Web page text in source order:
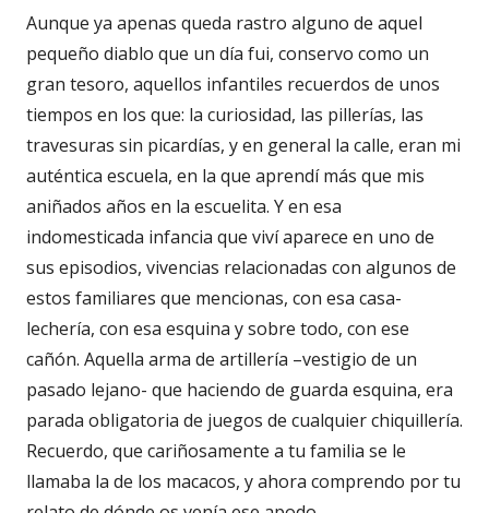
Aunque ya apenas queda rastro alguno de aquel
pequeño diablo que un día fui, conservo como un
gran tesoro, aquellos infantiles recuerdos de unos
tiempos en los que: la curiosidad, las pillerías, las
travesuras sin picardías, y en general la calle, eran mi
auténtica escuela, en la que aprendí más que mis
aniñados años en la escuelita. Y en esa
indomesticada infancia que viví aparece en uno de
sus episodios, vivencias relacionadas con algunos de
estos familiares que mencionas, con esa casa-
lechería, con esa esquina y sobre todo, con ese
cañón. Aquella arma de artillería –vestigio de un
pasado lejano- que haciendo de guarda esquina, era
parada obligatoria de juegos de cualquier chiquillería.
Recuerdo, que cariñosamente a tu familia se le
llamaba la de los macacos, y ahora comprendo por tu